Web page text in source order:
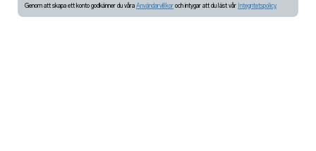
Genom att skapa ett konto godkänner du våra Användarvillkor och intygar att du läst vår Integritetspolicy.